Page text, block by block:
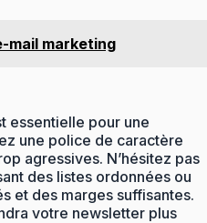
mail marketing
essentielle pour une
une police de caractère
agressives. N’hésitez pas
des listes ordonnées ou
et des marges suffisantes.
votre newsletter plus